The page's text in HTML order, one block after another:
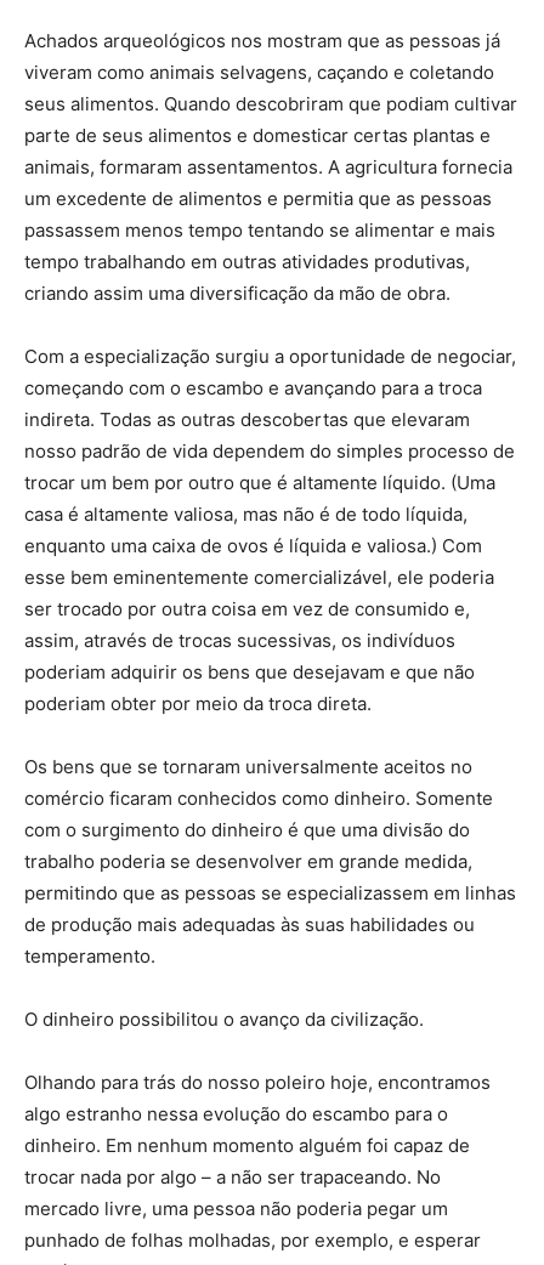
Achados arqueológicos nos mostram que as pessoas já
viveram como animais selvagens, caçando e coletando
seus alimentos. Quando descobriram que podiam cultivar
parte de seus alimentos e domesticar certas plantas e
animais, formaram assentamentos. A agricultura fornecia
um excedente de alimentos e permitia que as pessoas
passassem menos tempo tentando se alimentar e mais
tempo trabalhando em outras atividades produtivas,
criando assim uma diversificação da mão de obra.
Com a especialização surgiu a oportunidade de negociar,
começando com o escambo e avançando para a troca
indireta. Todas as outras descobertas que elevaram
nosso padrão de vida dependem do simples processo de
trocar um bem por outro que é altamente líquido. (Uma
casa é altamente valiosa, mas não é de todo líquida,
enquanto uma caixa de ovos é líquida e valiosa.) Com
esse bem eminentemente comercializável, ele poderia
ser trocado por outra coisa em vez de consumido e,
assim, através de trocas sucessivas, os indivíduos
poderiam adquirir os bens que desejavam e que não
poderiam obter por meio da troca direta.
Os bens que se tornaram universalmente aceitos no
comércio ficaram conhecidos como dinheiro. Somente
com o surgimento do dinheiro é que uma divisão do
trabalho poderia se desenvolver em grande medida,
permitindo que as pessoas se especializassem em linhas
de produção mais adequadas às suas habilidades ou
temperamento.
O dinheiro possibilitou o avanço da civilização.
Olhando para trás do nosso poleiro hoje, encontramos
algo estranho nessa evolução do escambo para o
dinheiro. Em nenhum momento alguém foi capaz de
trocar nada por algo – a não ser trapaceando. No
mercado livre, uma pessoa não poderia pegar um
punhado de folhas molhadas, por exemplo, e esperar